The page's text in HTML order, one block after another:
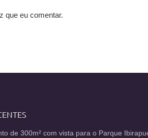
que eu comentar.
de 300m² com vista para o Parque